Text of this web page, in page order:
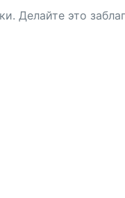
Делайте это